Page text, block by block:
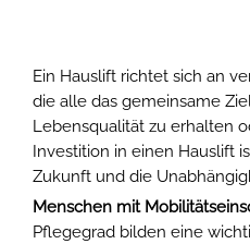
Ein Hauslift richtet sich an
die alle das gemeinsame
Lebensqualität zu erhalten
Investition in einen Hauslift
Zukunft und die
Menschen mit
Pflegegrad bilden eine